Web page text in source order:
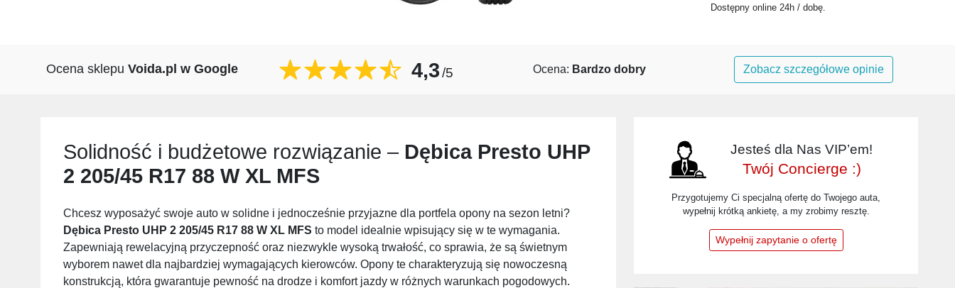
Dostępny online 24h / dobę.
Ocena sklepu Voida.pl w Google 4,3/5 Ocena: Bardzo dobry Zobacz szczegółowe opinie
Solidność i budżetowe rozwiązanie – Dębica Presto UHP
2 205/45 R17 88 W XL MFS
Chcesz wyposażyć swoje auto w solidne i jednocześnie przyjazne dla portfela opony na sezon letni?
Dębica Presto UHP 2 205/45 R17 88 W XL MFS to model idealnie wpisujący się w te wymagania.
Zapewniają rewelacyjną przyczepność oraz niezwykle wysoką trwałość, co sprawia, że są świetnym
wyborem nawet dla najbardziej wymagających kierowców. Opony te charakteryzują się nowoczesną
konstrukcją, która gwarantuje pewność na drodze i komfort jazdy w różnych warunkach pogodowych.
Jesteś dla Nas VIP’em!
Twój Concierge :)
Przygotujemy Ci specjalną ofertę do Twojego auta,
wypełnij krótką ankietę, a my zrobimy resztę.
Wypełnij zapytanie o ofertę